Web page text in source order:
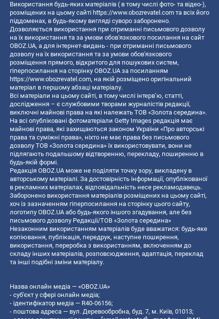
Використання будь-яких матеріалів ( в тому числі фото- та відео-),
розміщених на цьому сайті https://www.obozrevatel.com та всіх його
піддоменах, в будь-якому вигляді суворо заборонено.
Дозволяється використання при отриманні письмового дозволу
на їх використання та за умови обов'язкового посилання на сайт
OBOZ.UA, а для інтернет-видань - при отриманні письмового
дозволу на їх використання та за умови обов'язкового
розміщення прямого, відкритого для пошукових систем,
гіперпосилання на сторінку OBOZ.UA за посиланням
https://www.obozrevatel.com, на якій розміщено оригінальний
матеріал в першому абзаці матеріалу.
Всі матеріали на цьому сайті, в тому числі інтерв’ю, статті,
дослідження – є службовими творами журналістів редакції,
виключні майнові права на які належать ТОВ «Золота середина».
На всі опубліковані фотоматеріали Getty Images редакція має
майнові права, які захищаються законом України «Про авторські
права та суміжні права», ніхто не має права без письмового
дозволу ТОВ «Золота середина» їх використовувати, вони не
підлягають подальшому відтворенню, перекладу, поширенню в
будь-якій формі.
Редакція OBOZ.UA може не поділяти точку зору, викладену в
авторському матеріалі. За достовірність інформації, опублікованої
в рекламних матеріалах, відповідальність несе рекламодавець.
Заборонено використання матеріалів розміщених на цьому сайті,
хоч із зазначенням гіперпосилання на сторінку цього сайту,
логотипу OBOZ.UA або будь-якого іншого згадування, але без
письмового дозволу Редакції/ТОВ «Золота середина»
Незаконним використанням матеріалів буде вважатися: будь-яке
копiювання, публiкацiя, передрук, наступне поширення,
використання, переробка з використанням, включенням до
складу інших матеріалів, розповсюдження, адаптація, переклад
та інші подібні зміни матеріалу.
Назва онлайн медіа — «OBOZ.UA»
- суб'єкт у сфері онлайн медіа;
- ідентифікатор медіа — R40-06156;
- поштова адреса — вул. Деревообробна, буд. 7, м. Київ, 01013;